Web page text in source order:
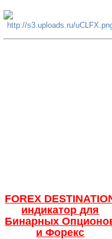
FOREX
индикатор для
Бинарных
и Форекс